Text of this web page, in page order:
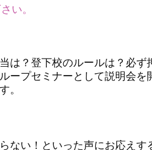
さい。
は？登下校のルールは？必ず
ープセミナーとして説明会を
。
い！といった声にお応えす